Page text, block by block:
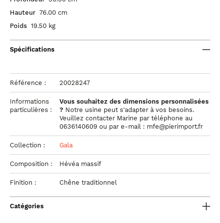
Hauteur 76.00 cm
Poids 19.50 kg
Spécifications
Référence : 20028247
Informations
particulières :
Vous souhaitez des dimensions personnalisées
? Notre usine peut s'adapter à vos besoins.
Veuillez contacter Marine par téléphone au
0636140609 ou par e-mail : mfe@pierimport.fr
Collection : Gala
Composition : Hévéa massif
Finition : Chêne traditionnel
Catégories